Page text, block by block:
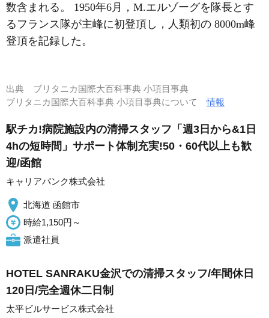
数含まれる。 1950年6月，M.エルゾーグを隊長とす
るフランス隊が主峰に初登頂し，人類初の 8000m峰
登頂を記録した。
出典 ブリタニカ国際大百科事典 小項目事典
ブリタニカ国際大百科事典 小項目事典について情報
駅チカ!病院施設内の清掃スタッフ「週3日から&1日
4hの短時間」サポート体制充実!50・60代以上も歓
迎/函館
キャリアバンク株式会社
北海道 函館市
時給1,150円～
派遣社員
HOTEL SANRAKU金沢での清掃スタッフ/年間休日
120日/完全週休二日制
太平ビルサービス株式会社